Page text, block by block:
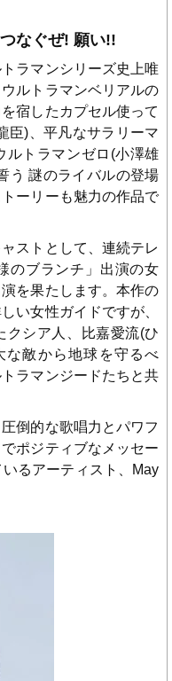
なぐぜ! 願い!!
ラマンシリーズ史上唯
ルトラマンベリアルの
宿したカプセル使って
臣)、平凡なサラリーマ
ルトラマンゼロ(小澤雄
う 謎のライバルの登場
ーリーも魅力の作品で
ストとして、連続テレ
のブランチ」出演の女
を果たします。本作の
い女性ガイドですが、
クシア人、比嘉愛流(ひ
な敵から地球を守るべ
ラマンジードたちと共
倒的な歌唱力とパワフ
ポジティブなメッセー
るアーティスト、May